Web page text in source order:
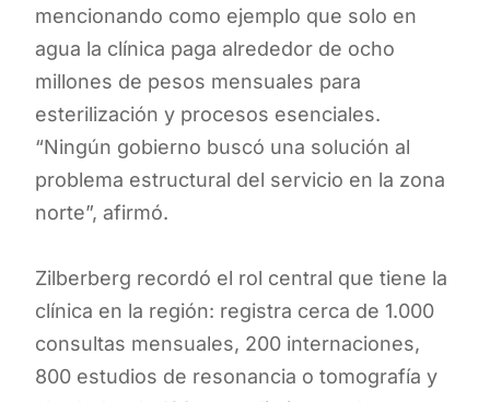
mencionando como ejemplo que solo en
agua la clínica paga alrededor de ocho
millones de pesos mensuales para
esterilización y procesos esenciales.
“Ningún gobierno buscó una solución al
problema estructural del servicio en la zona
norte”, afirmó.
Zilberberg recordó el rol central que tiene la
clínica en la región: registra cerca de 1.000
consultas mensuales, 200 internaciones,
800 estudios de resonancia o tomografía y